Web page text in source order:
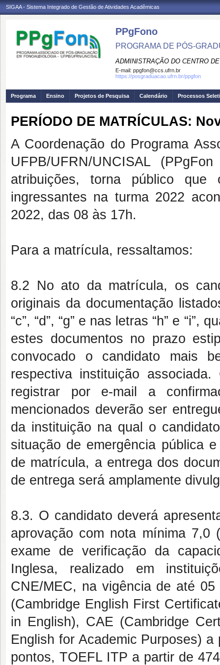
SIGAA - Sistema Integrado de Gestão de Atividades Acadêmicas
PPgFono
PROGRAMA DE PÓS-
ADMINISTRAÇÃO DO CENTRO
E-mail: ppgfon@ccs.ufrn.br
https://posgraduacao.ufrn.br/ppgfon
Programa Ensino Projetos de Pesquisa Calendário Processos
PERÍODO DE MATRÍCULAS:
A Coordenação do Programa
UFPB/UFRN/UNCISAL
atribuições, torna público
ingressantes na turma 2022
2022, das 08 às 17h.
Para a matrícula, ressaltamos:
8.2 No ato da matrícula, os
originais da documentação
“c”, “d”, “g” e nas letras “h” e
estes documentos no prazo
convocado o candidato mais
respectiva instituição
registrar por e-mail a
mencionados deverão ser
da instituição na qual o
situação de emergência pública
de matrícula, a entrega dos
de entrega será amplamente
8.3. O candidato deverá
aprovação com nota mínima 7,0
exame de verificação da
Inglesa, realizado em
CNE/MEC, na vigência de até
(Cambridge English First
in English), CAE (Cambridge
English for Academic Purposes)
pontos, TOEFL ITP a partir de